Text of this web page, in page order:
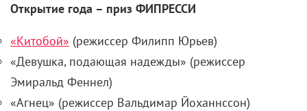
Открытие года – приз ФИПРЕССИ
«Китобой» (режиссер Филипп Юрьев)
«Девушка, подающая надежды» (режиссер
Эмиральд Феннел)
«Агнец» (режиссер Вальдимар Йоханнссон)